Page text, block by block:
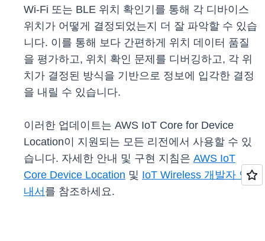
Wi-Fi 또는 BLE 위치 확인기를 통해 각 디바이스
위치가 어떻게 결정되었는지 더 잘 파악할 수 있습
니다. 이를 통해 보다 간편하게 위치 데이터 품질
을 평가하고, 위치 확인 문제를 디버깅하고, 각 위
치가 결정된 방식을 기반으로 정보에 입각한 결정
을 내릴 수 있습니다.
이러한 업데이트는 AWS IoT Core for Device
Location이 지원되는 모든 리전에서 사용할 수 있
습니다. 자세한 안내 및 구현 지침은 AWS IoT
Core Device Location 및 IoT Wireless 개발자 안
내서 를 참조하세요.